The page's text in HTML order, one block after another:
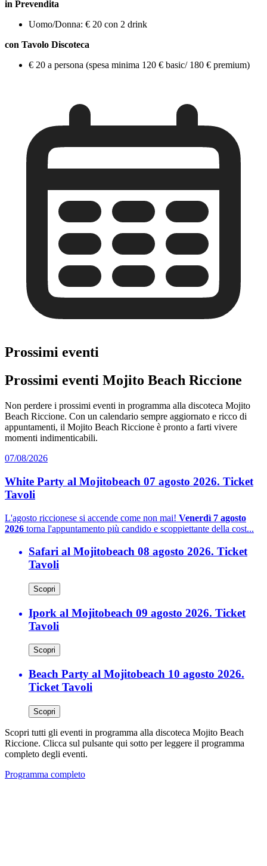
in Prevendita
Uomo/Donna: € 20 con 2 drink
con Tavolo Discoteca
€ 20 a persona (spesa minima 120 € basic/ 180 € premium)
Prossimi eventi
Prossimi eventi Mojito Beach Riccione
Non perdere i prossimi eventi in programma alla discoteca Mojito
Beach Riccione. Con un calendario sempre aggiornato e ricco di
appuntamenti, il Mojito Beach Riccione è pronto a farti vivere
momenti indimenticabili.
07/08/2026
White Party al Mojitobeach 07 agosto 2026. Ticket
Tavoli
L'agosto riccionese si accende come non mai! Venerdì 7 agosto
2026 torna l'appuntamento più candido e scoppiettante della cost...
Safari al Mojitobeach 08 agosto 2026. Ticket
Tavoli
Scopri
Ipork al Mojitobeach 09 agosto 2026. Ticket
Tavoli
Scopri
Beach Party al Mojitobeach 10 agosto 2026.
Ticket Tavoli
Scopri
Scopri tutti gli eventi in programma alla discoteca Mojito Beach
Riccione. Clicca sul pulsante qui sotto per leggere il programma
completo degli eventi.
Programma completo